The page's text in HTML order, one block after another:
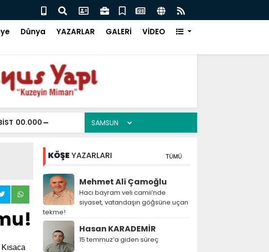
Hacı bayram veli camii’nde siyaset, vatandaşın göğsüne uçan
tekme!Dünya YAZARLAR GALERİ VİDEO
00.000
KÖŞEYAZARLARI TÜMÜ
Mehmet Ali Çamoğlu
Hacı bayram veli camii’nde
siyaset, vatandaşın göğsüne uçan
tekme!
Hasan KARADEMİR
15 temmuz’a giden süreç